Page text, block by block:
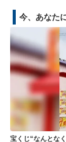
今、あなた
宝くじ“なんとな